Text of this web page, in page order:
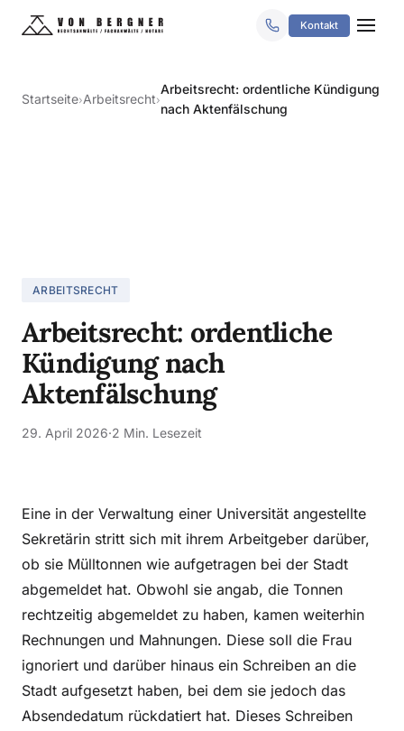
Kontakt
Startseite›Arbeitsrecht›
Arbeitsrecht: ordentliche Kündigung
nach Aktenfälschung
ARBEITSRECHT
Arbeitsrecht: ordentliche
Kündigung nach
Aktenfälschung
29. April 2026·2 Min. Lesezeit
Eine in der Verwaltung einer Universität angestellte
Sekretärin stritt sich mit ihrem Arbeitgeber darüber,
ob sie Mülltonnen wie aufgetragen bei der Stadt
abgemeldet hat. Obwohl sie angab, die Tonnen
rechtzeitig abgemeldet zu haben, kamen weiterhin
Rechnungen und Mahnungen. Diese soll die Frau
ignoriert und darüber hinaus ein Schreiben an die
Stadt aufgesetzt haben, bei dem sie jedoch das
Absendedatum rückdatiert hat. Dieses Schreiben